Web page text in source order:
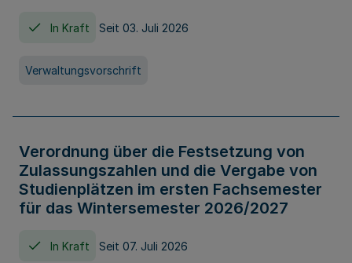
In Kraft Seit 03. Juli 2026
Verwaltungsvorschrift
Verordnung über die Festsetzung von
Zulassungszahlen und die Vergabe von
Studienplätzen im ersten Fachsemester
für das Wintersemester 2026/2027
In Kraft Seit 07. Juli 2026